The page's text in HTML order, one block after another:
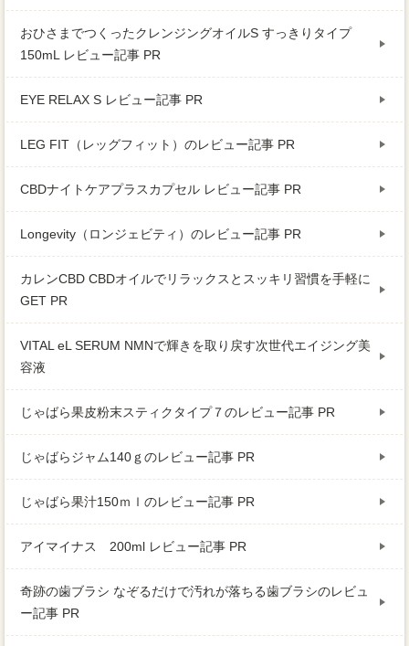
おひさまでつくったクレンジングオイルS すっきりタイプ
150mL レビュー記事 PR
EYE RELAX S レビュー記事 PR
LEG FIT（レッグフィット）のレビュー記事 PR
CBDナイトケアプラスカプセル レビュー記事 PR
Longevity（ロンジェビティ）のレビュー記事 PR
カレンCBD CBDオイルでリラックスとスッキリ習慣を手軽に
GET PR
VITAL eL SERUM NMNで輝きを取り戻す次世代エイジング美
容液
じゃばら果皮粉末スティクタイプ７のレビュー記事 PR
じゃばらジャム140ｇのレビュー記事 PR
じゃばら果汁150ｍｌのレビュー記事 PR
アイマイナス 200ml レビュー記事 PR
奇跡の歯ブラシ なぞるだけで汚れが落ちる歯ブラシのレビュ
ー記事 PR